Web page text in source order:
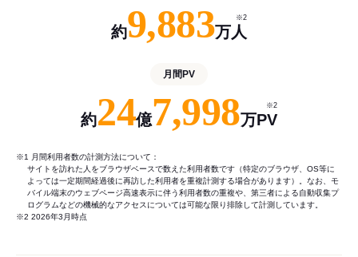
約9,883万人
※2
月間PV
約24億7,998万PV
※2
※1 月間利用者数の計測方法について：
サイトを訪れた人をブラウザベースで数えた利用者数です（特定のブラウザ、OS等に
よっては一定期間経過後に再訪した利用者を重複計測する場合があります）。なお、モ
バイル端末のウェブページ高速表示に伴う利用者数の重複や、第三者による自動収集プ
ログラムなどの機械的なアクセスについては可能な限り排除して計測しています。
※2 2026年3月時点